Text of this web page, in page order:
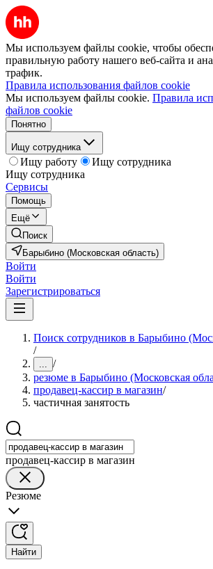
Мы используем файлы cookie, чтобы
правильную работу нашего веб-сайта и
трафик.
Правила использования файлов cookie
Мы используем файлы cookie. Правила
файлов cookie
Понятно
Ищу сотрудника
Ищу работу
Ищу сотрудника
Ищу сотрудника
Сервисы
Помощь
Ещё
Поиск
Барыбино (Московская область)
Войти
Войти
Зарегистрироваться
Поиск сотрудников в Барыбино
/
... /
резюме в Барыбино (Московская
продавец-кассир в магазин/
частичная занятость
продавец-кассир в магазин
Резюме
Найти